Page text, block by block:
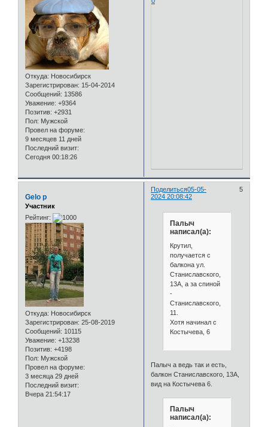
Откуда: Новосибирск
Зарегистрирован: 15-04-2014
Сообщений: 13586
Уважение: +9364
Позитив: +2931
Пол: Мужской
Провел на форуме:
9 месяцев 11 дней
Последний визит:
Сегодня 00:18:26
Поделиться 5
05-05-
2024 20:08:42
Gelo p
Участник
Рейтинг:
Откуда: Новосибирск
Зарегистрирован: 25-08-2019
Сообщений: 10115
Уважение: +13238
Позитив: +4198
Пол: Мужской
Провел на форуме:
3 месяца 29 дней
Последний визит:
Вчера 21:54:17
Палыч
написал(а):
Крутил,
получается с
балкона ул.
Станиславского,
13А, а за спиной
-
Станиславского,
11.
Хотя начинал с
Костычева, 6
Палыч а ведь так и есть,
балкон Станиславского, 13А,
вид на Костычева 6.
Палыч
написал(а):